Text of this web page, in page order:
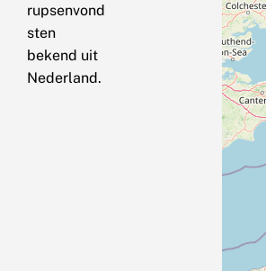
rupsenvond
sten
bekend uit
Nederland.